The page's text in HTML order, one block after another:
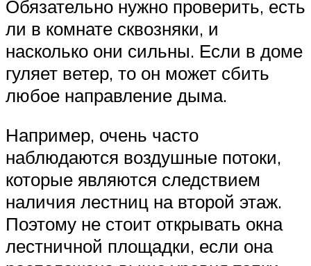
Обязательно нужно проверить, есть
ли в комнате сквозняки, и
насколько они сильны. Если в доме
гуляет ветер, то он может сбить
любое направление дыма.
Например, очень часто
наблюдаются воздушные потоки,
которые являются следствием
наличия лестниц на второй этаж.
Поэтому не стоит открывать окна
лестничной площадки, если она